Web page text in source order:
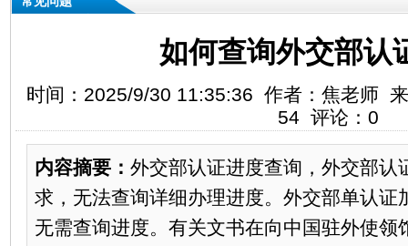
如何查询外交部认
时间：2025/9/30 11:35:36 作者：焦老师
54 评论：0
内容摘要： 外交部认证进度查询，外交部认
求，无法查询详细办理进度。外交部单认证
无需查询进度。有关文书在向中国驻外使领